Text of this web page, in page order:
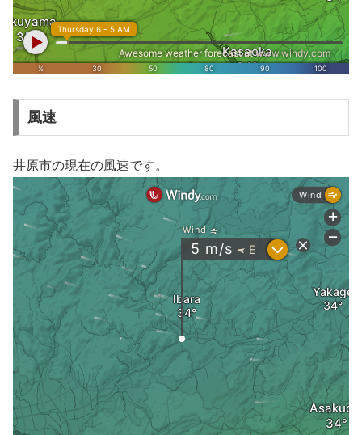
風速
井原市の現在の風速です。